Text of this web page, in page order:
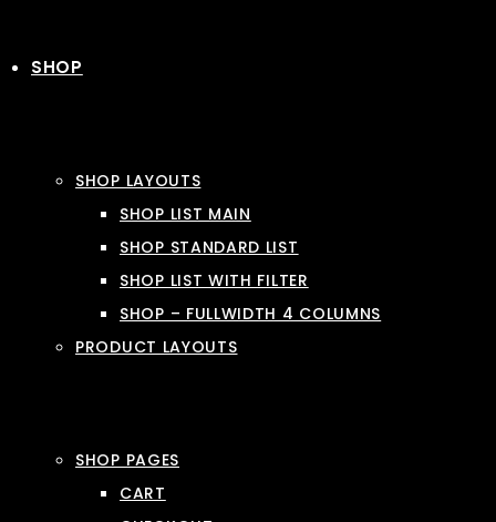
SHOP
SHOP LAYOUTS
SHOP LIST MAIN
SHOP STANDARD LIST
SHOP LIST WITH FILTER
SHOP – FULLWIDTH 4 COLUMNS
PRODUCT LAYOUTS
SHOP PAGES
CART